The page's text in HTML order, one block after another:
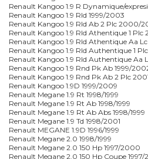
Renault Kangoo 1.9 R Dynamique/
Renault Kangoo 1.9 Rld 1999/2003
Renault Kangoo 1.9 Rld Ab 2 Plc 2000/
Renault Kangoo 1.9 Rld Athentique 1
Renault Kangoo 1.9 Rld Athentique Aa
Renault Kangoo 1.9 Rld Authentique 1
Renault Kangoo 1.9 Rld Authentique Aa
Renault Kangoo 1.9 Rnd Pk Ab 1999/
Renault Kangoo 1.9 Rnd Pk Ab 2 Plc
Renault Kangoo 1.9D 1999/2009
Renault Megane 1.9 Rt 1998/1999
Renault Megane 1.9 Rt Ab 1998/1999
Renault Megane 1.9 Rt Ab Abs 1998/1999
Renault Megane 1.9 Td 1998/2001
Renault MEGANE 1.9D 1996/1999
Renault Megane 2.0 1998/1999
Renault Megane 2.0 150 Hp 1997/2000
Renault Megane 2.0 150 Hp Coupe